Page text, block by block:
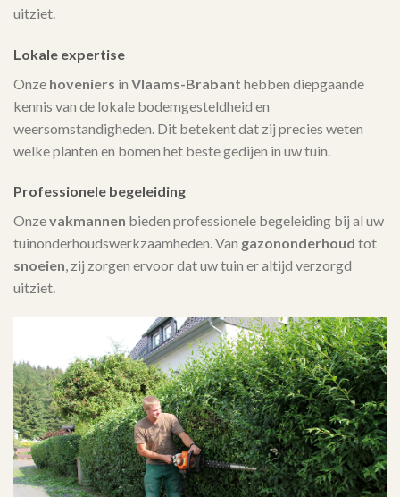
uitziet.
Lokale expertise
Onze hoveniers in Vlaams-Brabant hebben diepgaande
kennis van de lokale bodemgesteldheid en
weersomstandigheden. Dit betekent dat zij precies weten
welke planten en bomen het beste gedijen in uw tuin.
Professionele begeleiding
Onzevakmannen bieden professionele begeleiding bij al uw
tuinonderhoudswerkzaamheden. Van gazononderhoud tot
snoeien, zij zorgen ervoor dat uw tuin er altijd verzorgd
uitziet.